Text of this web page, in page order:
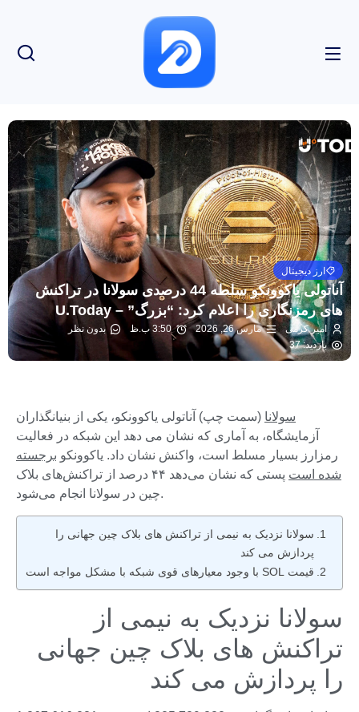
ارز دیجیتال
آناتولی یاکوونکو سلطه 44 درصدی سولانا در تراکنش
های رمزنگاری را اعلام کرد: “بزرگ” – U.Today
امیر کرمی مارس 26, 2026 3:50 ب.ظ
بدون نظر
بازدید: 37
سولانا (سمت چپ) آناتولی یاکوونکو، یکی از بنیانگذاران
آزمایشگاه، به آماری که نشان می دهد این شبکه در فعالیت
رمزارز بسیار مسلط است، واکنش نشان داد. یاکوونکو برجسته
شده است
پستی که نشان می‌دهد ۴۴ درصد از تراکنش‌های بلاک
چین در سولانا انجام می‌شود.
سولانا نزدیک به نیمی از تراکنش های بلاک چین جهانی را
پردازش می کند
قیمت SOL با وجود معیارهای قوی شبکه با مشکل مواجه است
سولانا نزدیک به نیمی از
تراکنش های بلاک چین جهانی
را پردازش می کند